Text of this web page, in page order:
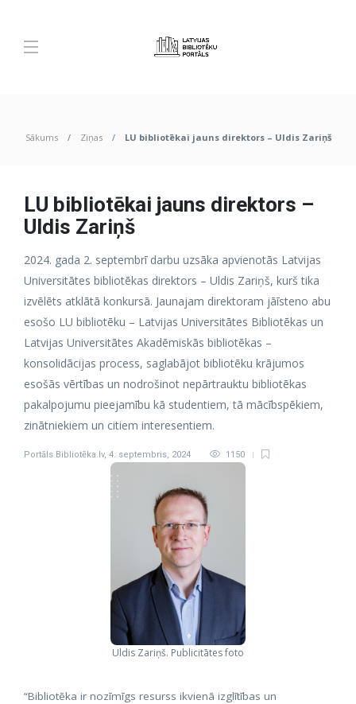
Sākums Ziņas LU bibliotēkai jauns direktors – Uldis Zariņš
LU bibliotēkai jauns direktors –
Uldis Zariņš
2024. gada 2. septembrī darbu uzsāka apvienotās Latvijas
Universitātes bibliotēkas direktors – Uldis Zariņš, kurš tika
izvēlēts atklātā konkursā. Jaunajam direktoram jāīsteno abu
esošo LU bibliotēku – Latvijas Universitātes Bibliotēkas un
Latvijas Universitātes Akadēmiskās bibliotēkas –
konsolidācijas process, saglabājot bibliotēku krājumos
esošās vērtības un nodrošinot nepārtrauktu bibliotēkas
pakalpojumu pieejamību kā studentiem, tā mācībspēkiem,
zinātniekiem un citiem interesentiem.
Portāls Bibliotēka.lv, 4. septembris, 2024 1150
Uldis Zariņš. Publicitātes foto
“Bibliotēka ir nozīmīgs resurss ikvienā izglītības un